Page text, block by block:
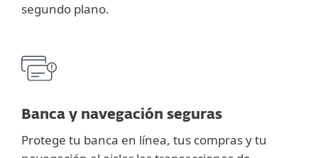
segundo plano.
Banca y navegación seguras
Protege tu banca en línea, tus compras y tu